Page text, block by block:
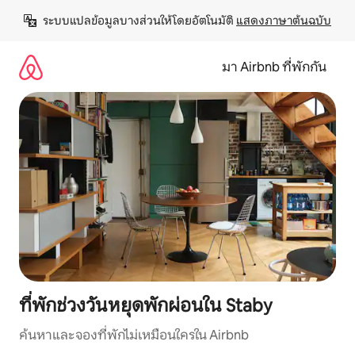
เนื้อหา
ระบบแปลข้อมูลบางส่วนให้โดยอัตโนมัติ แสดงภาษาต้นฉบับ
มา Airbnb ที่พักกัน
ที่พักช่วงวันหยุดพักผ่อนใน Staby
ค้นหาและจองที่พักไม่เหมือนใครใน Airbnb